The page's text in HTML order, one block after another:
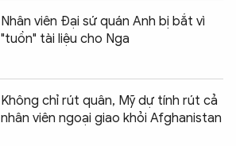
Nhân viên Đại sứ quán Anh bị bắt vì
"tuồn" tài liệu cho Nga
Không chỉ rút quân, Mỹ dự tính rút cả
nhân viên ngoại giao khỏi Afghanistan